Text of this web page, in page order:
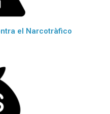
el Narcotràfico